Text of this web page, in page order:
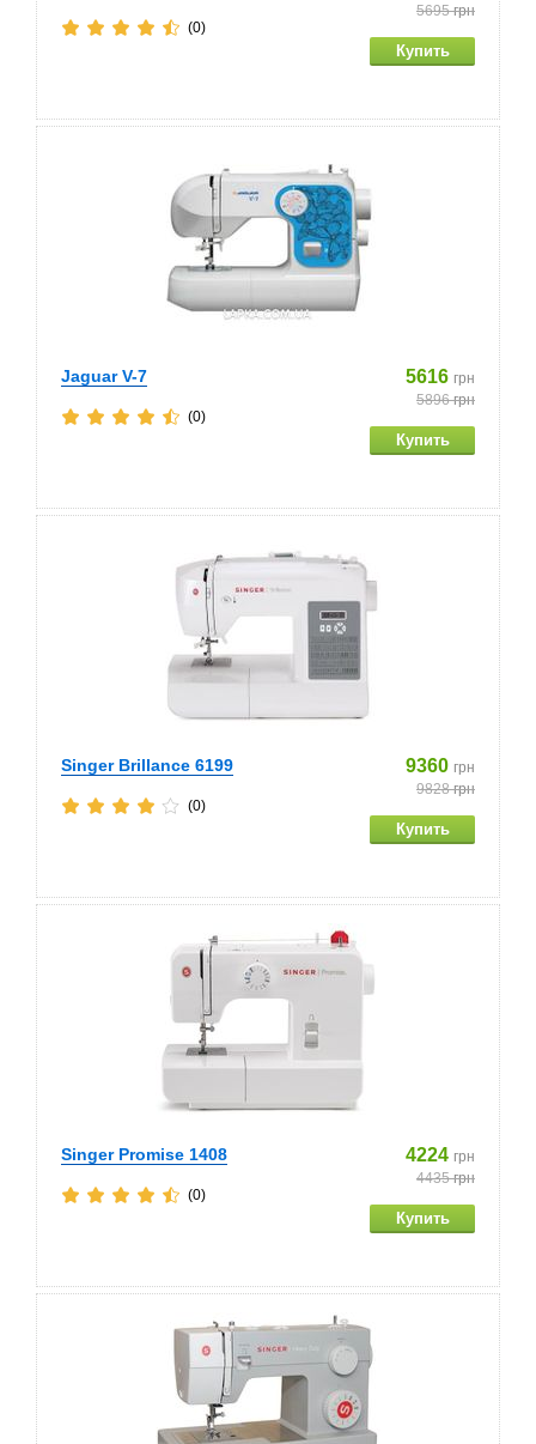
5695грн
(0)
Jaguar V-7 5616 грн
5896грн
(0)
Singer Brillance 6199 9360 грн
9828грн
(0)
Singer Promise 1408 4224 грн
4435грн
(0)